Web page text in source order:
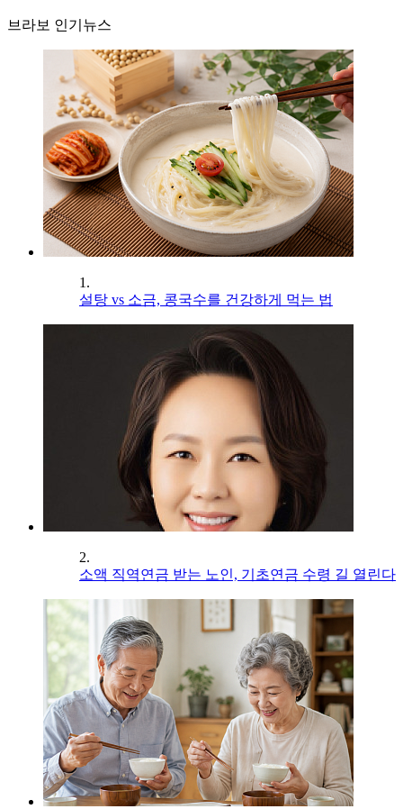
브라보 인기뉴스
1.
설탕 vs 소금, 콩국수를 건강하게 먹는 법
2.
소액 직역연금 받는 노인, 기초연금 수령 길 열린다